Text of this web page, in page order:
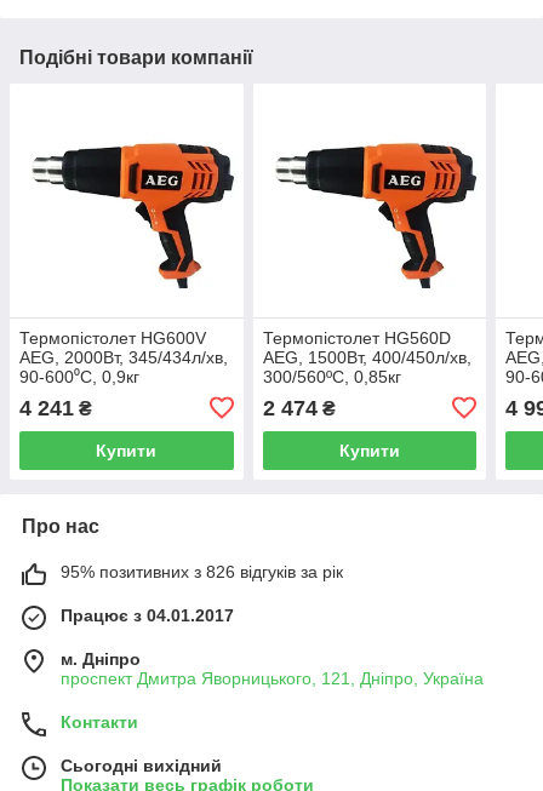
Подібні товари компанії
Термопістолет HG600V
AEG, 2000Вт, 345/434л/хв,
90-600⁰С, 0,9кг
4 241 ₴
Купити
Термопістолет HG560D
AEG, 1500Вт, 400/450л/хв,
300/560ºС, 0,85кг
2 474₴
Купити
90-
4
Про нас
95% позитивних з 826 відгуків за рік
Працює з 04.01.2017
м. Дніпро
проспект Дмитра Яворницького, 121, Дніпро, Україна
Контакти
Сьогодні вихідний
Показати весь графік роботи